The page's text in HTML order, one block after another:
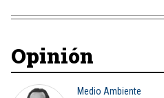
Opinión
Medio Ambiente